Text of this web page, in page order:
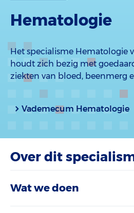
Hematologie
Het specialisme Hematologie
houdt zich bezig met
ziekten van bloed, beenmerg
Vademecum Hematologie
Over dit
Wat we doen